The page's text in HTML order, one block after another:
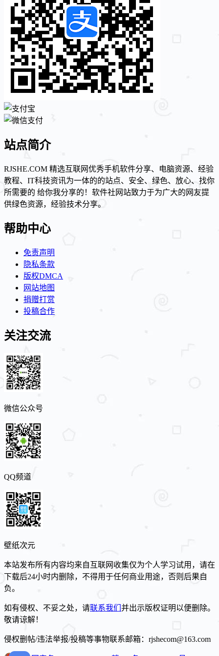
站点简介
RJSHE.COM 精选互联网优秀手机软件分享、电脑资源、经验
教程、IT科技资讯为一体的的站点、安全、绿色、放心、找你
所需要的 给你我分享的！软件社网站致力于为广大的网友提
供绿色资源，经验技术分享。
帮助中心
免责声明
隐私条款
版权DMCA
网站地图
捐赠打赏
投稿合作
关注交流
微信公众号
QQ频道
壁纸次元
本站发布所有内容均来自互联网收集仅为个人学习试用，请在
下载后24小时内删除，不得用于任何商业用途，否则后果自
负。
如有侵权、不妥之处，请联系我们 并出示版权证明以便删除。
敬请谅解！
侵权删帖/违法举报/投稿等事物联系邮箱：rjshecom@163.com